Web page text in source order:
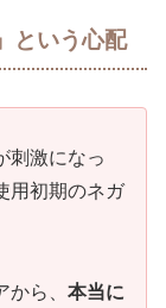
という心配
刺激になっ
用初期のネガ
ら、 本当に